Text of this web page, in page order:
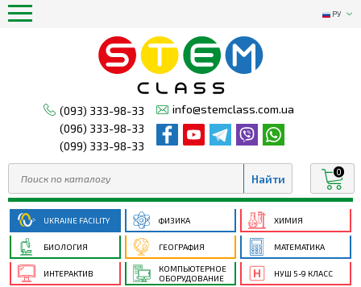
РУ
(093) 333-98-33
(096) 333-98-33
(099) 333-98-33
info@stemclass.com.ua
0
UKRAINE FACILITY ФИЗИКА ХИМИЯ
БИОЛОГИЯ ГЕОГРАФИЯ МАТЕМАТИКА
ИНТЕРАКТИВ
КОМПЬЮТЕРНОЕ
ОБОРУДОВАНИЕ
НУШ 5-9 КЛАСС